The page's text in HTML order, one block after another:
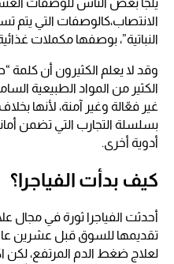
يلجأ بعض الناس للوصفات
الانتصاب،كالوصفات التي يتم
النباتية”، بوصفها مكملات
وقد لا يعلم الكثيرون أن كلمة
الكثير من المواد الطبيعية
غير فعّالة وغير آمنة، لأنها
بسلسلة التجارب التي تضمن
أدوية أخرى.
كيف بدأت الفياجرا؟
أحدثت الفياجرا ثورة في مجال
تقديمها للسوق قبل عشرين
لعلاج ضغط الدم المرتفع، لكن